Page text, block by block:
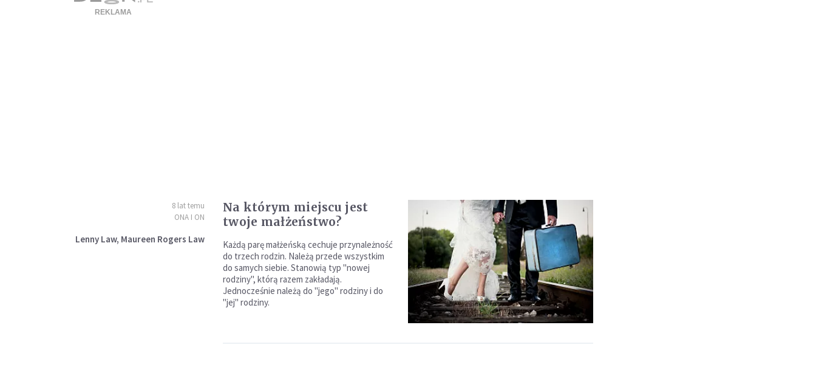
8 lat temu
ONA I ON
Lenny Law, Maureen Rogers Law
Na którym miejscu jest
twoje małżeństwo?
Każdą parę małżeńską cechuje przynależność
do trzech rodzin. Należą przede wszystkim
do samych siebie. Stanowią typ "nowej
rodziny", którą razem zakładają.
Jednocześnie należą do "jego" rodziny i do
"jej" rodziny.